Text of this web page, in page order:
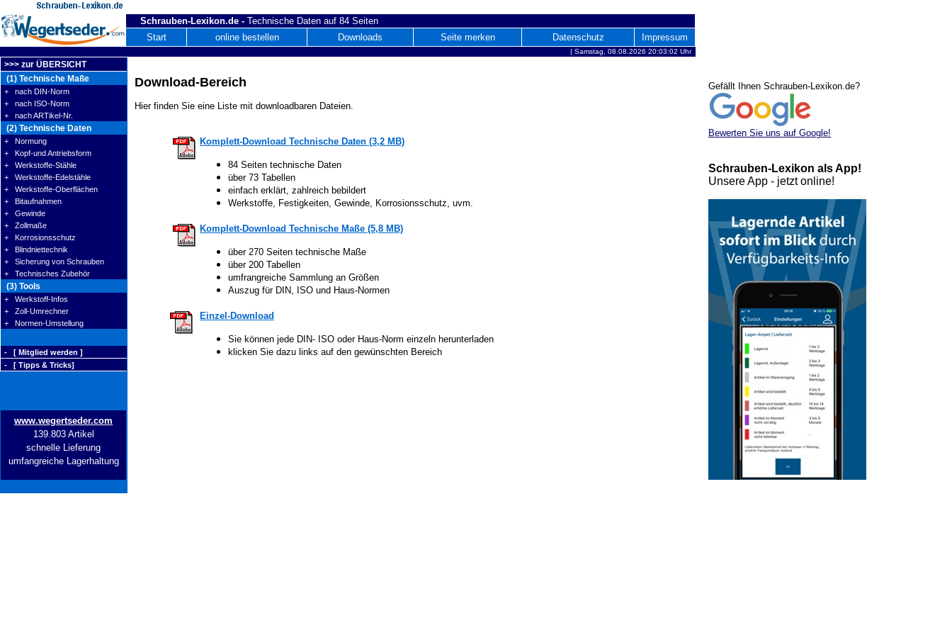
Schrauben-Lexikon.de - Technische Daten auf 84 Seiten
Start
online bestellen Downloads Seite merken Datenschutz Impressum
| Samstag, 08.08.2026 20:03:02 Uhr
>>> zur ÜBERSICHT
(1) Technische Maße
+ nach DIN-Norm
+ nach ISO-Norm
+ nach ARTikel-Nr.
(2) Technische Daten
+ Normung
+ Kopf-und Antriebsform
+ Werkstoffe-Stähle
+ Werkstoffe-Edelstähle
+ Werkstoffe-Oberflächen
+ Bitaufnahmen
+ Gewinde
+ Zollmaße
+ Korrosionsschutz
+ Blindniettechnik
+ Sicherung von Schrauben
+ Technisches Zubehör
(3) Tools
+ Werkstoff-Infos
+ Zoll-Umrechner
+ Normen-Umstellung
- [ Mitglied werden ]
- [ Tipps & Tricks]
www.wegertseder.com
139.803 Artikel
schnelle Lieferung
umfangreiche Lagerhaltung
Download-Bereich
Hier finden Sie eine Liste mit downloadbaren Dateien.
Komplett-Download Technische Daten (3,2 MB)
84 Seiten technische Daten
über 73 Tabellen
einfach erklärt, zahlreich bebildert
Werkstoffe, Festigkeiten, Gewinde, Korrosionsschutz, uvm.
Komplett-Download Technische Maße (5,8 MB)
über 270 Seiten technische Maße
über 200 Tabellen
umfrangreiche Sammlung an Größen
Auszug für DIN, ISO und Haus-Normen
Einzel-Download
Sie können jede DIN- ISO oder Haus-Norm einzeln herunterladen
klicken Sie dazu links auf den gewünschten Bereich
Gefällt Ihnen Schrauben-Lexikon.de?
Bewerten Sie uns auf Google!
Schrauben-Lexikon als App!
Unsere App - jetzt online!